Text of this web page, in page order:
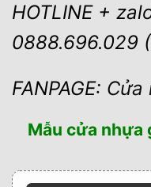
HOTLINE +
0888.696.029
FANPAGE: Cửa
Mẫu cửa nhựa